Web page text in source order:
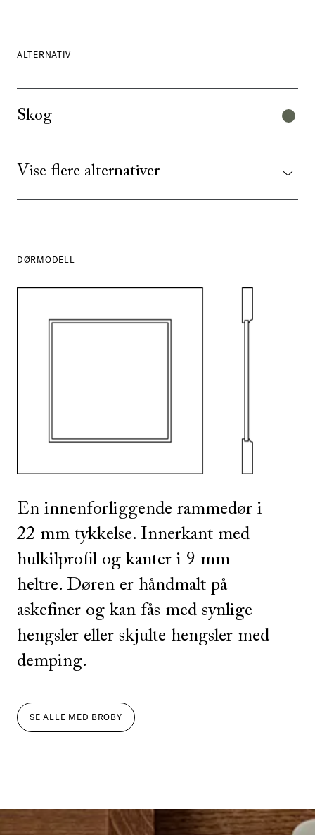
ALTERNATIV
Skog
Vise flere alternativer
DØRMODELL
En innenforliggende rammedør i
22 mm tykkelse. Innerkant med
hulkilprofil og kanter i 9 mm
heltre. Døren er håndmalt på
askefiner og kan fås med synlige
hengsler eller skjulte hengsler med
demping.
SE ALLE MED BROBY